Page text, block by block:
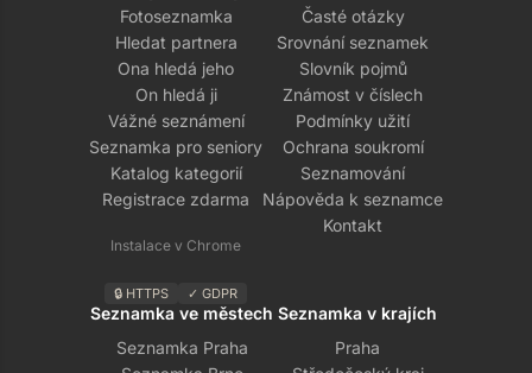
Fotoseznamka
Hledat partnera
Ona hledá jeho
On hledá ji
Vážné seznámení
Seznamka pro seniory
Katalog kategorií
Registrace zdarma
Instalace v Chrome
🔒 HTTPS ✓ GDPR
Časté otázky
Srovnání seznamek
Slovník pojmů
Známost v číslech
Podmínky užití
Ochrana soukromí
Seznamování
Nápověda k seznamce
Kontakt
Seznamka ve městech
Seznamka Praha
Seznamka v krajích
Praha